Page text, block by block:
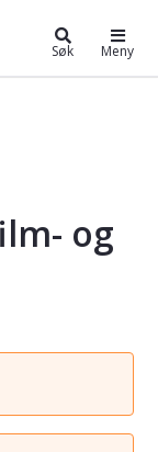
Søk Meny
og
og